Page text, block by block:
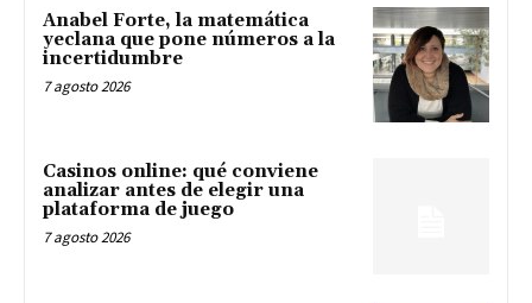
Anabel Forte, la matemática
yeclana que pone números a la
incertidumbre
7 agosto 2026
Casinos online: qué conviene
analizar antes de elegir una
plataforma de juego
7 agosto 2026